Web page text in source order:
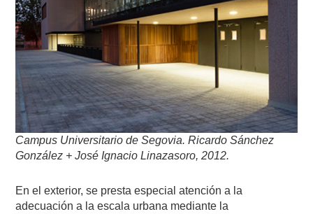
Campus Universitario de Segovia. Ricardo Sánchez
González + José Ignacio Linazasoro, 2012.
En el exterior, se presta especial atención a la
adecuación a la escala urbana mediante la